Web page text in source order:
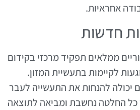
אחראיות.
חדשות
ממלאים תפקיד מרכזי בקידום
לקיימות בתעשיית המזון.
יכולה להנחות את התעשייה לעבר
כל החלטה נחשבת ומביאה לתוצאה